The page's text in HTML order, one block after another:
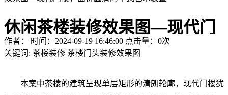
休闲茶楼装修效果图—现代门
楼，曲折圆润的中式艺术装置
作者： 时间：2024-09-19 16:46:00 点击量： 0次
关键词: 茶楼装修 茶楼门头装修效果图
本案中茶楼的建筑呈现单层矩形的清朗轮廓，现代门楼犹